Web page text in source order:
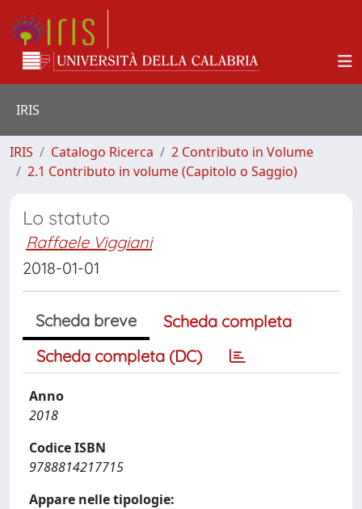
IRIS
IRIS Catalogo Ricerca
2 Contributo in Volume
2.1 Contributo in volume (Capitolo o Saggio)
Lo statuto
Raffaele Viggiani
2018-01-01
Scheda breve
Scheda completa
Scheda completa (DC)
Anno
2018
Codice ISBN
9788814217715
Appare nelle tipologie: